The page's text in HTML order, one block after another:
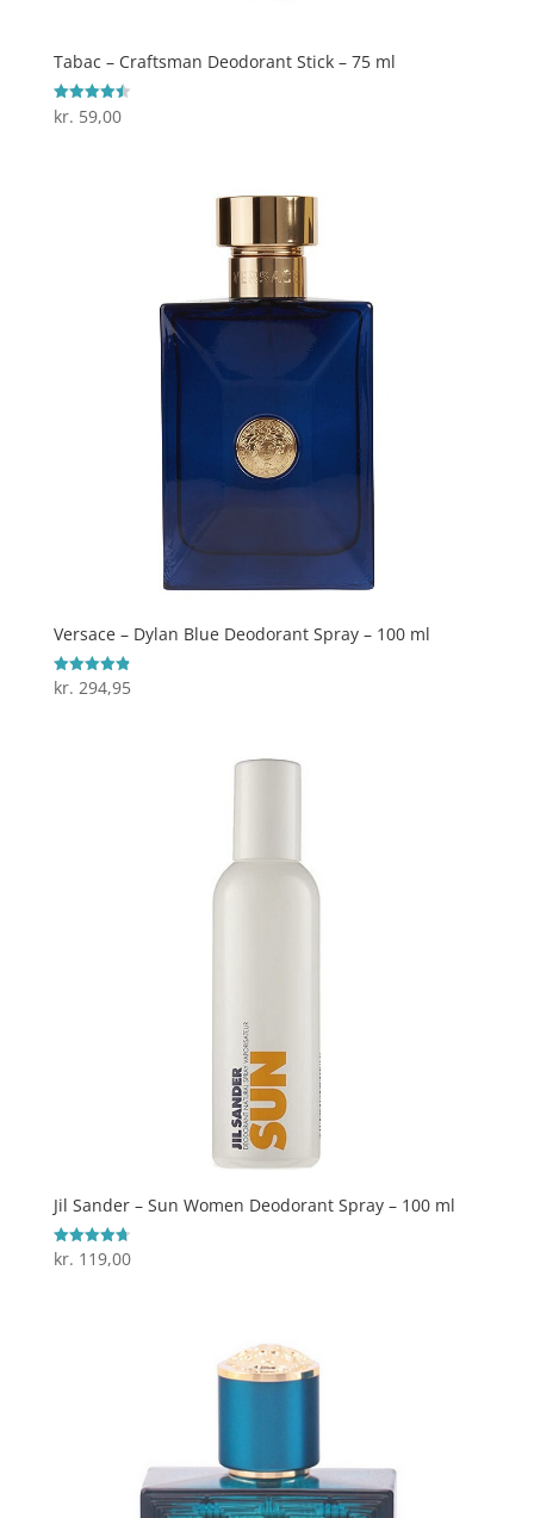
Tabac – Craftsman Deodorant Stick – 75 ml
Vurderet
4.5
kr. 59,00
Versace – Dylan Blue Deodorant Spray – 100 ml
Vurderet
4.9
kr. 294,95
Jil Sander – Sun Women Deodorant Spray – 100 ml
Vurderet
4.7
kr. 119,00